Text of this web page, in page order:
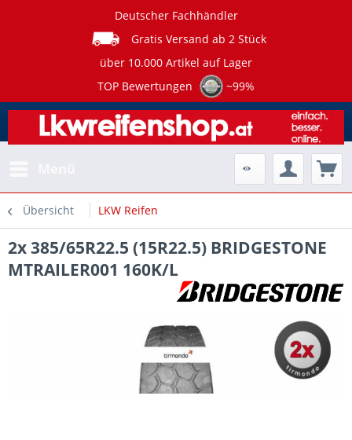
Deutscher Fachhändler
Gratis Versand ab 2 Stück
über 10.000 Artikel auf Lager
TOP Bewertungen
~99%
Übersicht LKW Reifen
2x 385/65R22.5 (15R22.5) BRIDGESTONE
MTRAILER001 160K/L